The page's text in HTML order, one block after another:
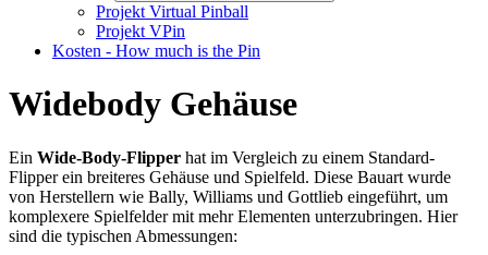
Projekt Virtual Pinball
Projekt VPin
Kosten - How much is the Pin
Widebody Gehäuse
Ein Wide-Body-Flipper hat im Vergleich zu einem Standard-
Flipper ein breiteres Gehäuse und Spielfeld. Diese Bauart wurde
von Herstellern wie Bally, Williams und Gottlieb eingeführt, um
komplexere Spielfelder mit mehr Elementen unterzubringen. Hier
sind die typischen Abmessungen: